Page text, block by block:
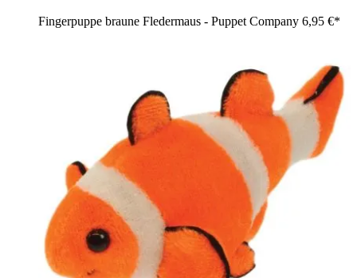
Fingerpuppe braune Fledermaus - Puppet Company 6,95 €*